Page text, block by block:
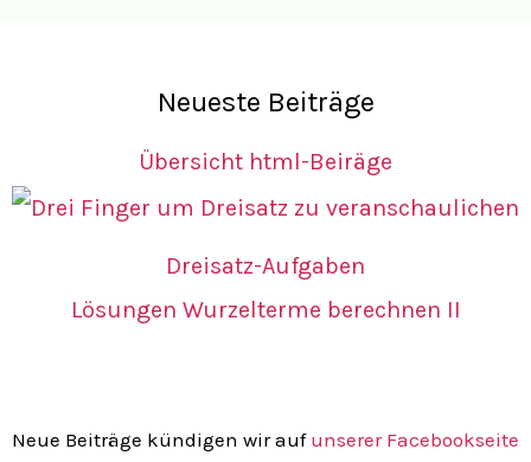
Neueste Beiträge
Übersicht html-Beiräge
Dreisatz-Aufgaben
Lösungen Wurzelterme berechnen II
Neue Beiträge kündigen wir auf unserer Facebookseite